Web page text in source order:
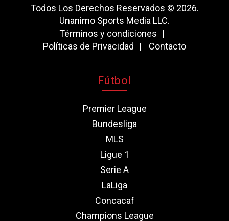
Todos Los Derechos Reservados © 2026.
Unanimo Sports Media LLC.
Términos y condiciones
Políticas de Privacidad
Contacto
Fútbol
Premier League
Bundesliga
MLS
Ligue 1
Serie A
LaLiga
Concacaf
Champions League